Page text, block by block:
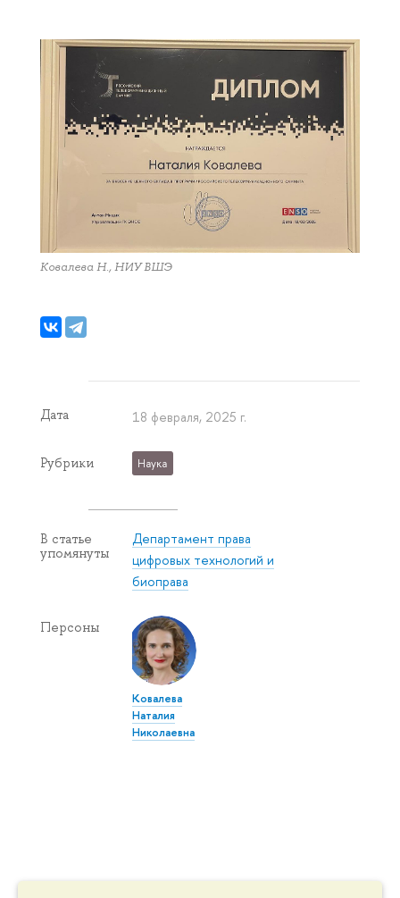
Ковалева Н., НИУ ВШЭ
Дата 18 февраля, 2025 г.
Рубрики Наука
В статье
упомянуты
Департамент права
цифровых технологий и
биоправа
Персоны
Ковалева
Наталия
Николаевна